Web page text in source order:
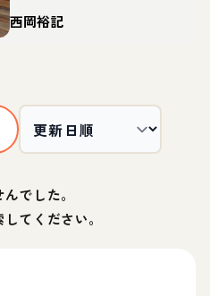
ゼってどんな犬？性
格・特徴・育て方・迎
西岡裕記
でした。
てください。